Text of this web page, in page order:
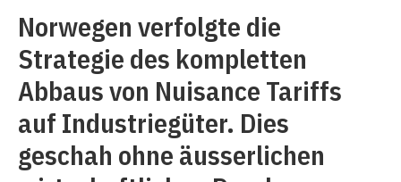
Norwegen verfolgte die
Strategie des kompletten
Abbaus von Nuisance Tariffs
auf Industriegüter. Dies
geschah ohne äusserlichen